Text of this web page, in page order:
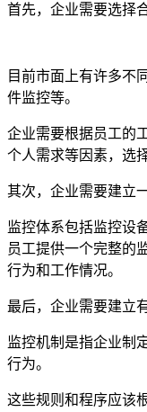
首先，企业需要选择
目前市面上有许多不
件监控等。
企业需要根据员工的
个人需求等因素，选
其次，企业需要建立
监控体系包括监控设
员工提供一个完整的
行为和工作情况。
最后，企业需要建立
监控机制是指企业制
行为。
这些规则和程序应该